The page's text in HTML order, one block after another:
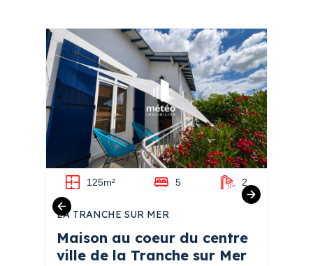
125m² 5 2
Maison au coeur du centre
ville de la Tranche sur Mer
LA TRANCHE SUR MER